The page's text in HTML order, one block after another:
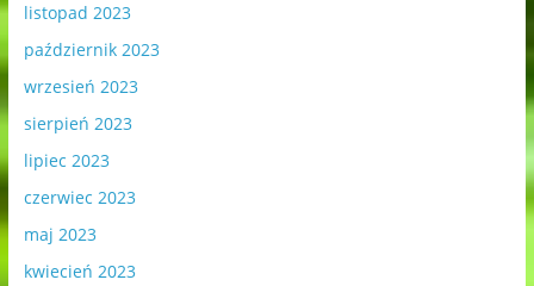
listopad 2023
październik 2023
wrzesień 2023
sierpień 2023
lipiec 2023
czerwiec 2023
maj 2023
kwiecień 2023